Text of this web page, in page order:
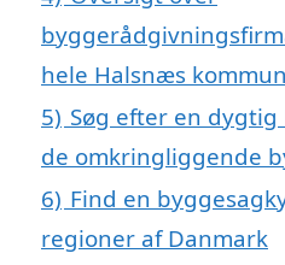
hele Halsnæs
5) Søg efter en
de omkringliggende
6) Find en
regioner af Danmark